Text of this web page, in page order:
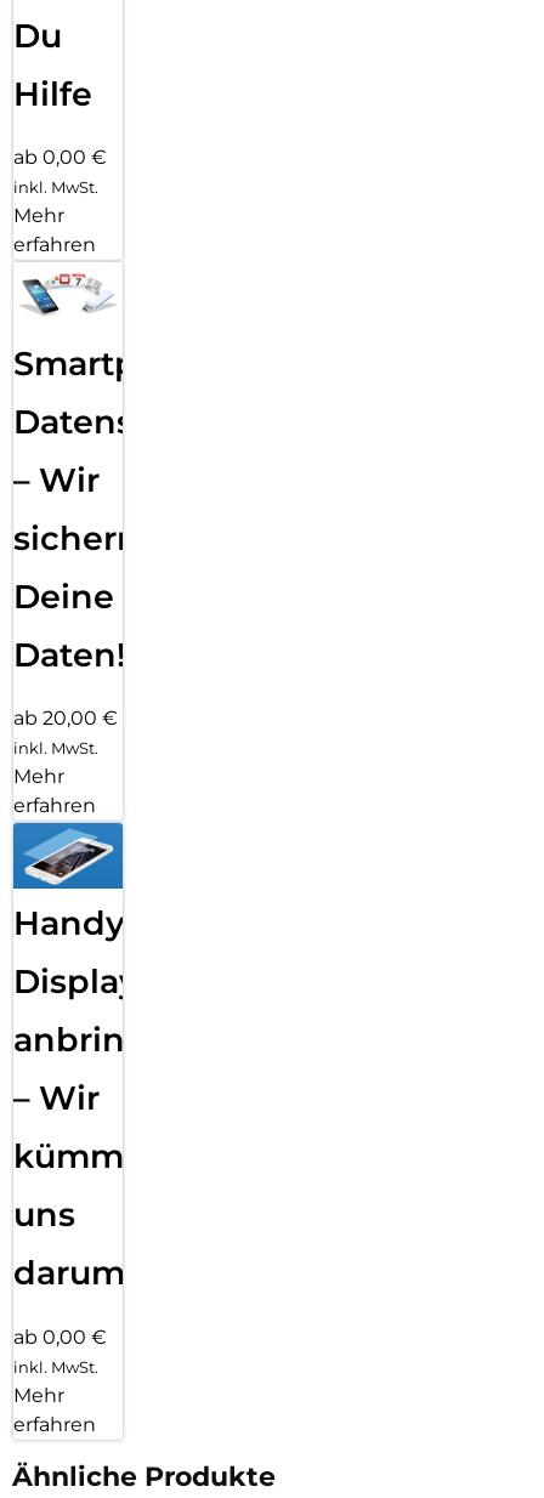
Du
Hilfe
ab 0,00 €
inkl. MwSt.
Mehr
erfahren
Smartphone
Datensicherung
– Wir
sichern
Deine
Daten!
ab 20,00 €
inkl. MwSt.
Mehr
erfahren
Handy
Displayfolie
anbringen
– Wir
kümmern
uns
darum!
ab 0,00 €
inkl. MwSt.
Mehr
erfahren
Ähnliche Produkte